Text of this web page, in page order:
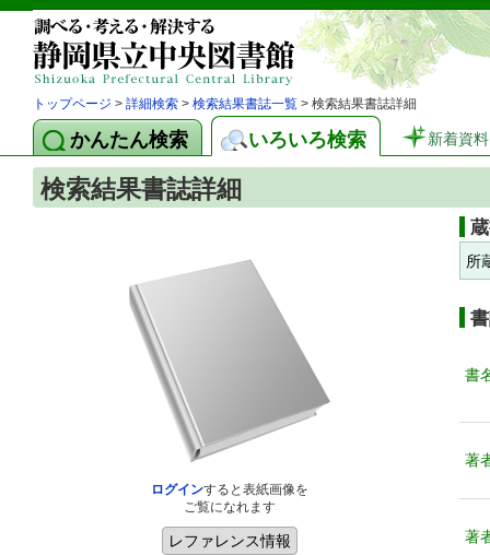
トップページ > 詳細検索 > 検索結果書誌一覧 > 検索結果書誌詳細
かんたん検索 いろいろ検索 新着資料
検索結果書誌詳細
ログインすると表紙画像を
ご覧になれます
所
書
著
著